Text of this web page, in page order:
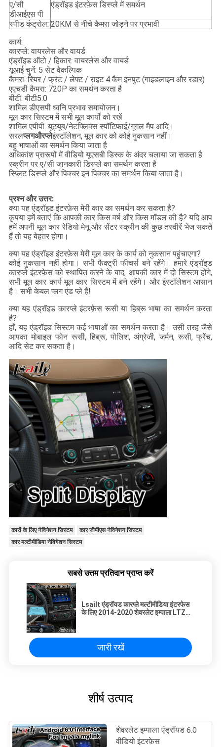
ए/सी
डीआईएस पी
एंड्रॉइड इंटरफ़ेस डिस्प्ले में समर्थन
स्पीड कंट्रोल: 20KM से नीचे कैमरा जोड़ने पर प्रभावी
कार्य:
कारप्ले: वायरलेस और वायर्ड
एंड्रॉइड ऑटो / हिकार: वायरलेस और वायर्ड
यूआई चुनें: 5 सेट वैकल्पिक
कैमरा: रियर / फ्रंट / लेफ्ट / राइट 4 कैम इनपुट (गाइडलाइन और रडार)
एएचडी कैमरा: 720P का समर्थन करता है
बीटी: बीटी5.0
शामिल डीएसपी ध्वनि प्रभाव समायोजन।
मूल कार सिस्टम में सभी मूल कार्यों को रखें
शामिल एपीपी: यूट्यूब/नेटफ्लिक्स स्पॉटिफाई/गूगल मैप आदि।
सरलप्लगऔरप्लेइंस्टॉलेशन, मूल कार को कोई नुकसान नहीं।
बहु भाषाओं का समर्थन किया जाता है
अधिकांश प्रारूपों में वीडियो यूएसबी डिस्क के अंदर चलाया जा सकता है
स्क्रीन पर ए/सी जानकारी डिस्प्ले का समर्थन करता है
स्प्लिट डिस्प्ले और पिक्चर इन पिक्चर का समर्थन किया जाता है।
प्रश्न और उत्तर:
क्या यह एंड्रॉइड इंटरफ़ेस मेरी कार का समर्थन कर सकता है?
कृपया हमें बताएं कि आपकी कार किस वर्ष और किस मॉडल की है? यदि आप
हमें अपनी मूल कार रेडियो मेनू और सेंटर स्क्रीन की कुछ तस्वीरें भेज सकते
हैं तो यह बेहतर होगा।
क्या यह एंड्रॉइड इंटरफ़ेस मेरी मूल कार के कार्य को नुकसान पहुंचाएगा?
कोई नुकसान नहीं होगा। सभी फैक्ट्री फीचर्स बने रहेंगे। हमारे एंड्रॉइड
कारप्ले इंटरफ़ेस को स्थापित करने के बाद, आपकी कार में दो सिस्टम होंगे,
सभी मूल कार कार्य मूल कार सिस्टम में बने रहेंगे। और इंस्टॉलेशन आसान
है। सभी केबल प्लग एंड प्ले हैं!
क्या यह एंड्रॉइड कारप्ले इंटरफ़ेस रूसी या हिब्रू भाषा का समर्थन करता
है?
हाँ, यह एंड्रॉइड सिस्टम कई भाषाओं का समर्थन करता है। उसी तरह जैसे
आपका मोबाइल फोन रूसी, हिब्रू, पोलिश, अंग्रेजी, जर्मन, रूसी, फ्रेंच,
आदि सेट कर सकता है।
कारों के लिए नेविगेशन सिस्टम
कार जीपीएस नेविगेशन सिस्टम
कार मल्टीमीडिया नेविगेशन सिस्टम
सबसे उत्तम प्रतिदान प्राप्त करें
Lsailt एंड्रॉयड कारप्ले मल्टीमीडिया इंटरफेस
के लिए 2014-2020 शेवरलेट इम्पाला LTZ
जारी रखें
शीर्ष उत्पाद
शेवरलेट इम्पाला एंड्रॉयड 6.0
वीडियो इंटरफ़ेस